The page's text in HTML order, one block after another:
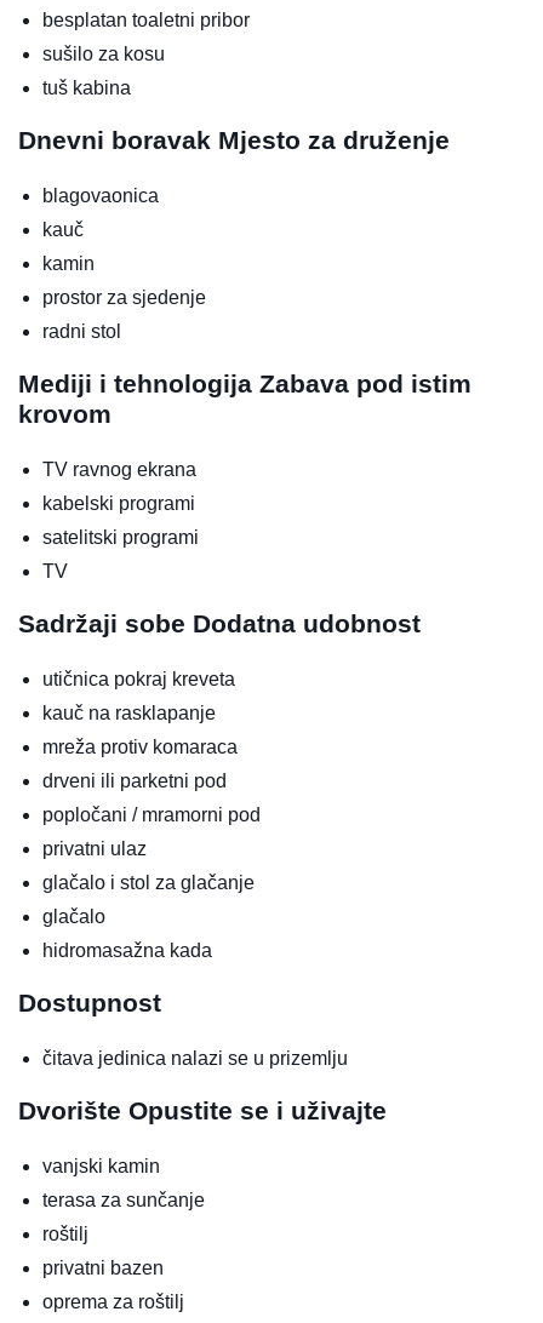
besplatan toaletni pribor
sušilo za kosu
tuš kabina
Dnevni boravak Mjesto za druženje
blagovaonica
kauč
kamin
prostor za sjedenje
radni stol
Mediji i tehnologija Zabava pod istim
krovom
TV ravnog ekrana
kabelski programi
satelitski programi
TV
Sadržaji sobe Dodatna udobnost
utičnica pokraj kreveta
kauč na rasklapanje
mreža protiv komaraca
drveni ili parketni pod
popločani / mramorni pod
privatni ulaz
glačalo i stol za glačanje
glačalo
hidromasažna kada
Dostupnost
čitava jedinica nalazi se u prizemlju
Dvorište Opustite se i uživajte
vanjski kamin
terasa za sunčanje
roštilj
privatni bazen
oprema za roštilj